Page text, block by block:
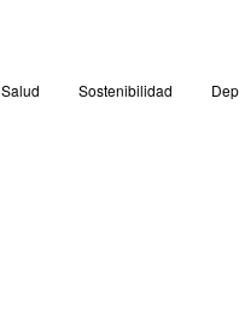
Salud Sostenibilidad